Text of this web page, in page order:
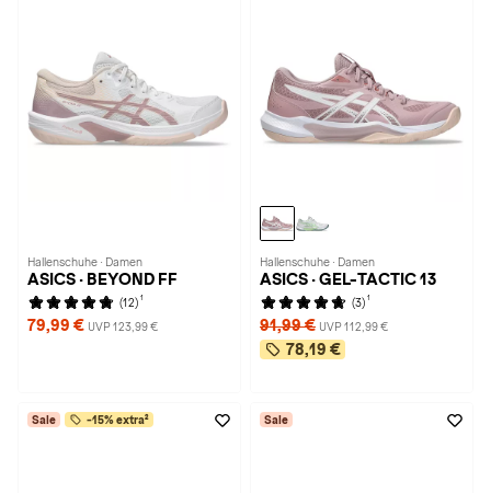
Hallenschuhe · Damen
ASICS · BEYOND FF
(12) 1
79,99 € UVP 123,99 €
Hallenschuhe · Damen
ASICS · GEL-TACTIC 13
(3) 1
91,99 € UVP 112,99 €
78,19 €
Sale -15% extra² Sale